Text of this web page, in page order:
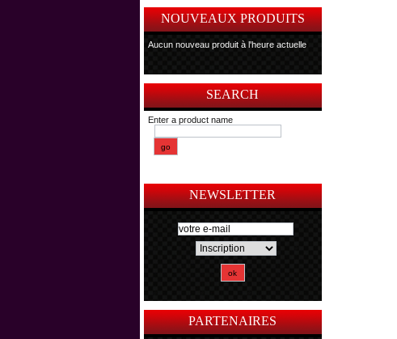
NOUVEAUX PRODUITS
Aucun nouveau produit à l'heure actuelle
SEARCH
Enter a product name
NEWSLETTER
PARTENAIRES